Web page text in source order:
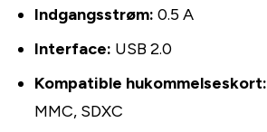
Indgangsstrøm: 0.5 A
Interface: USB 2.0
Kompatible hukommelseskort:
MMC, SDXC